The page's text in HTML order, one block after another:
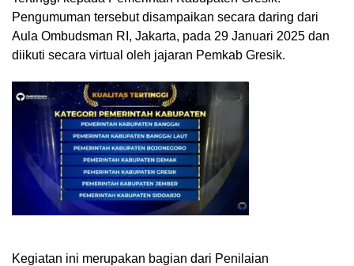
Pengumuman tersebut disampaikan secara daring dari
Aula Ombudsman RI, Jakarta, pada 29 Januari 2025 dan
diikuti secara virtual oleh jajaran Pemkab Gresik.
Kegiatan ini merupakan bagian dari Penilaian